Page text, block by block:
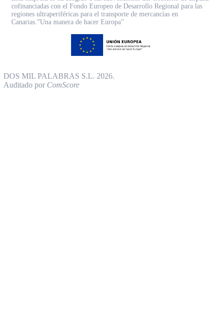
cofinanciadas con el Fondo Europeo de Desarrollo Regional para las
regiones ultraperiféricas para el transporte de mercancías en
Canarias.”Una manera de hacer Europa”
DOS MIL PALABRAS S.L. 2026.
Auditado por ComScore